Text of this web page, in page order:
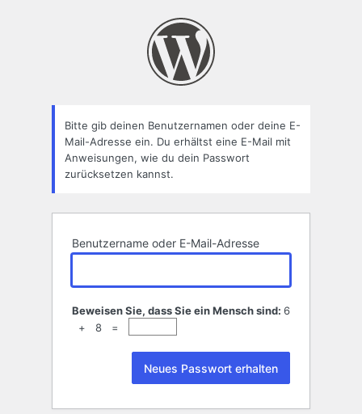
Bitte gib deinen Benutzernamen oder deine E-
Mail-Adresse ein. Du erhältst eine E-Mail mit
Anweisungen, wie du dein Passwort
zurücksetzen kannst.
Benutzername oder E-Mail-Adresse
Beweisen Sie, dass Sie ein Mensch sind: 6
+ 8 =